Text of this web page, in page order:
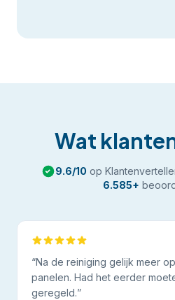
Wat
9.6/10 op
6.585+
“Na de reiniging gelijk meer
panelen. Had het eerder
geregeld.”